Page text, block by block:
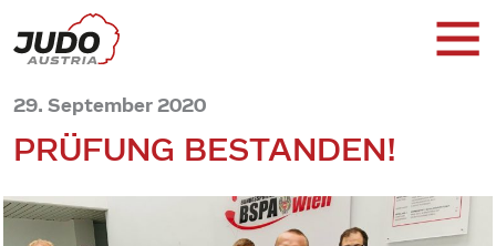
29. September 2020
PRÜFUNG BESTANDEN!